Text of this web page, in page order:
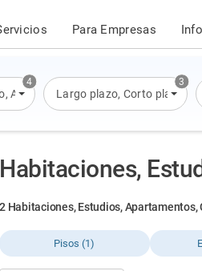
Para Empresas
4
,Apartamento,Casa
3
Largo plazo, Corto plazo ,
Habitaciones,
2 Habitaciones, Estudios,
Pisos (1)